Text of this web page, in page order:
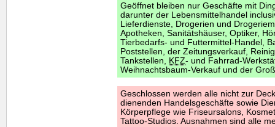
Geöffnet bleiben nur Geschäfte mit
darunter der Lebensmittelhandel
Lieferdienste, Drogerien und
Apotheken, Sanitätshäuser, Optiker,
Tierbedarfs- und Futtermittel-Handel,
Poststellen, der Zeitungsverkauf,
Tankstellen,
KFZ- und Fahrrad-
Weihnachtsbaum-Verkauf und der
Geschlossen werden alle nicht zur
dienenden Handelsgeschäfte sowie
Körperpflege wie Friseursalons,
Tattoo-Studios. Ausnahmen sind alle